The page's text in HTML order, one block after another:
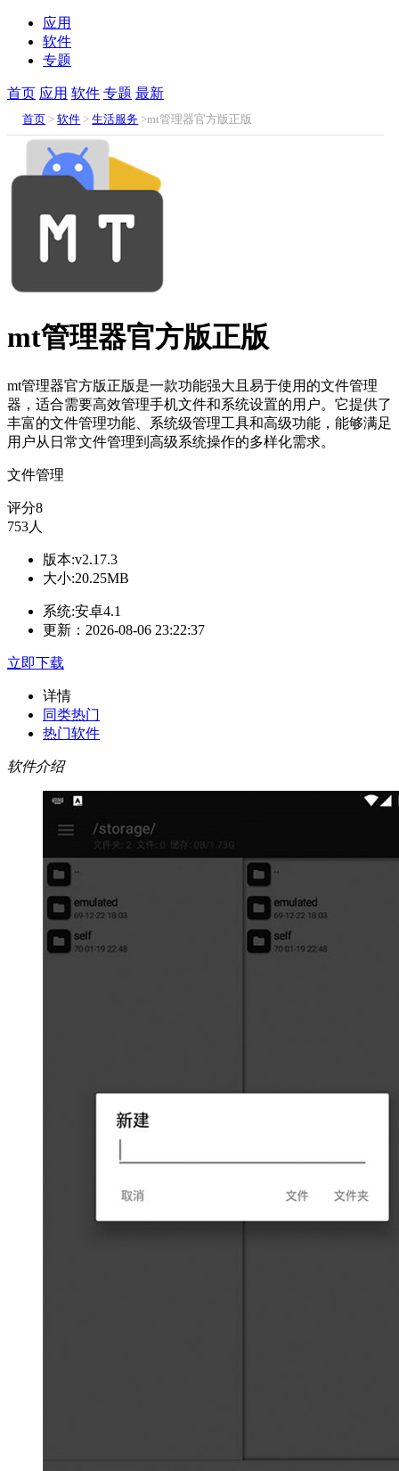
应用
软件
专题
首页 应用 软件 专题 最新
首页 >软件 >生活服务 >mt管理器官方版正版
mt管理器官方版正版
mt管理器官方版正版是一款功能强大且易于使用的文件管理
器，适合需要高效管理手机文件和系统设置的用户。它提供了
丰富的文件管理功能、系统级管理工具和高级功能，能够满足
用户从日常文件管理到高级系统操作的多样化需求。
文件管理
评分8
753人
版本:v2.17.3
大小:20.25MB
系统:安卓4.1
更新：2026-08-06 23:22:37
立即下载
详情
同类热门
热门软件
软件介绍